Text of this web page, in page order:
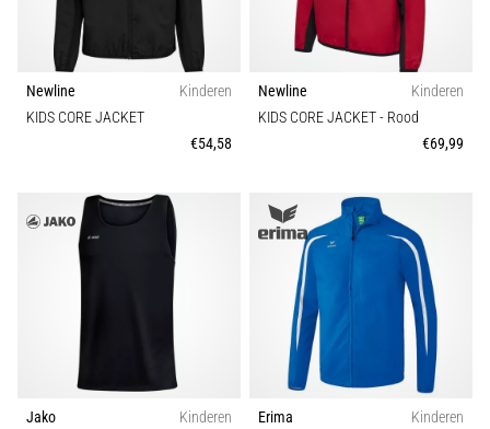
Newline
Kinderen
KIDS CORE JACKET
€54,58
Newline
Kinderen
KIDS CORE JACKET- Rood
€69,99
Jako
Kinderen
Erima
Kinderen